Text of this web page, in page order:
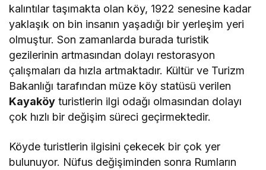
kalıntılar taşımakta olan köy, 1922 senesine kadar
yaklaşık on bin insanın yaşadığı bir yerleşim yeri
olmuştur. Son zamanlarda burada turistik
gezilerinin artmasından dolayı restorasyon
çalışmaları da hızla artmaktadır. Kültür ve Turizm
Bakanlığı tarafından müze köy statüsü verilen
Kayaköy turistlerin ilgi odağı olmasından dolayı
çok hızlı bir değişim süreci geçirmektedir.
Köyde turistlerin ilgisini çekecek bir çok yer
bulunuyor. Nüfus değişiminden sonra Rumların